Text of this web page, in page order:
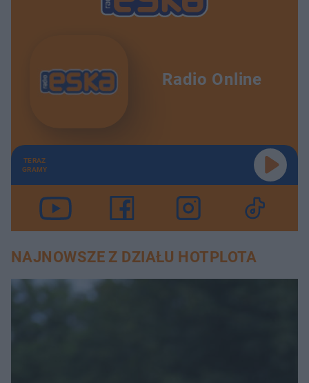
Radio Online
TERAZ
GRAMY
NAJNOWSZE Z DZIAŁU HOTPLOTA